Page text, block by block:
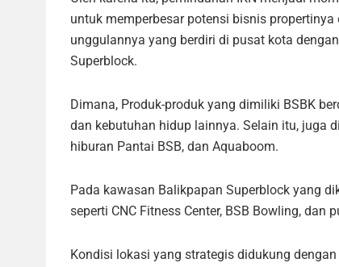
untuk memperbesar potensi bisnis
unggulannya yang berdiri di pusat kota
Superblock.
Dimana, Produk-produk yang dimiliki BSBK
dan kebutuhan hidup lainnya. Selain itu, juga
hiburan Pantai BSB, dan Aquaboom.
Pada kawasan Balikpapan Superblock yang
seperti CNC Fitness Center, BSB Bowling, dan
Kondisi lokasi yang strategis didukung